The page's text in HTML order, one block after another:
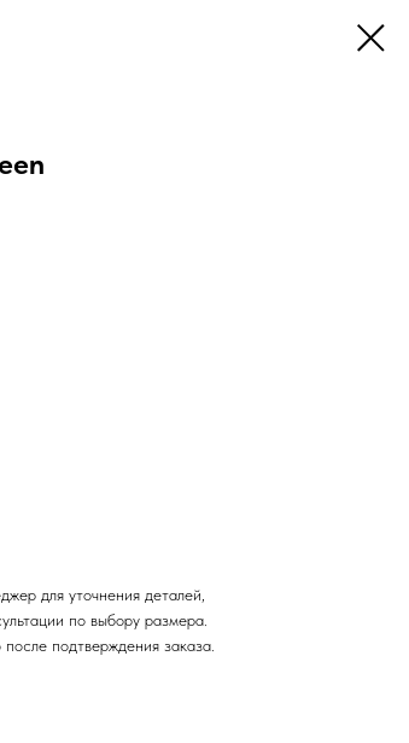
для уточнения деталей,
по выбору размера.
подтверждения заказа.